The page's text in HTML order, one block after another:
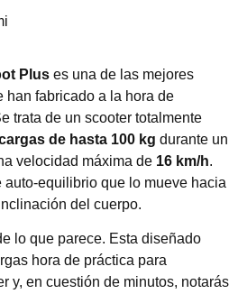
Plus es una de las mejores
han fabricado a la hora de
trata de un scooter totalmente
de hasta 100 kg durante un
velocidad máxima de 16 km/h.
auto-equilibrio que lo mueve hacia
del cuerpo.
lo que parece. Esta diseñado
hora de práctica para
y, en cuestión de minutos, notarás